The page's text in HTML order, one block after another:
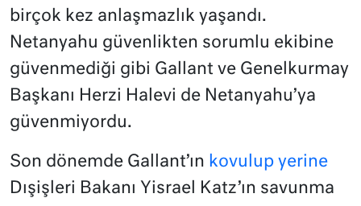
birçok kez anlaşmazlık yaşandı.
Netanyahu güvenlikten sorumlu ekibine
güvenmediği gibi Gallant ve Genelkurmay
Başkanı Herzi Halevi de Netanyahu’ya
güvenmiyordu.
Son dönemde Gallant’ın kovulup yerine
Dışişleri Bakanı Yisrael Katz’ın savunma